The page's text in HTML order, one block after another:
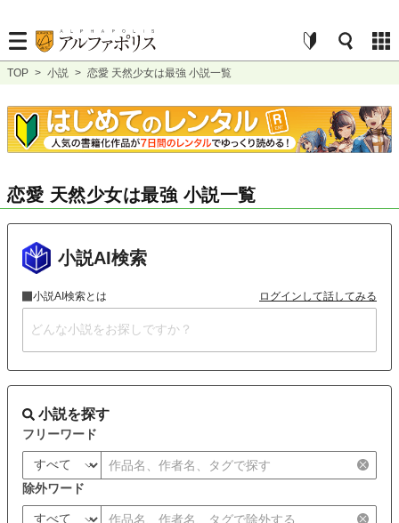
TOP > 小説 > 恋愛 天然少女は最強 小説一覧
恋愛 天然少女は最強 小説一覧
小説AI検索
小説AI検索とは ログインして話してみる
小説を探す
フリーワード
除外ワード